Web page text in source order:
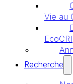
Vie au
EcoCRI
Recherche